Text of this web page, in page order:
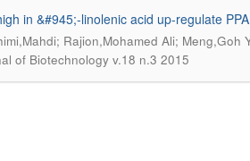
in &#945;-linolenic acid up-regulate
Rajion,Mohamed Ali;
of Biotechnology v.18 n.3 2015